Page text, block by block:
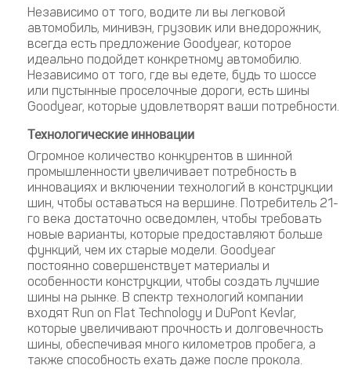
Независимо от того, водите ли вы легковой
автомобиль, минивэн, грузовик или внедорожник,
всегда есть предложение Goodyear, которое
идеально подойдет конкретному автомобилю.
Независимо от того, где вы едете, будь то шоссе
или пустынные проселочные дороги, есть шины
Goodyear, которые удовлетворят ваши потребности.
Технологические инновации
Огромное количество конкурентов в шинной
промышленности увеличивает потребность в
инновациях и включении технологий в конструкции
шин, чтобы оставаться на вершине. Потребитель 21-
го века достаточно осведомлен, чтобы требовать
новые варианты, которые предоставляют больше
функций, чем их старые модели. Goodyear
постоянно совершенствует материалы и
особенности конструкции, чтобы создать лучшие
шины на рынке. В спектр технологий компании
входят Run on Flat Technology и DuPont Kevlar,
которые увеличивают прочность и долговечность
шины, обеспечивая много километров пробега, а
также способность ехать даже после прокола.